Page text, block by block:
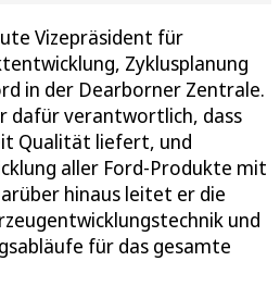
Vizepräsident für
Zyklusplanung
in der Dearborner Zentrale.
dafür verantwortlich, dass
Qualität liefert, und
aller Ford-Produkte mit
hinaus leitet er die
und
für das gesamte